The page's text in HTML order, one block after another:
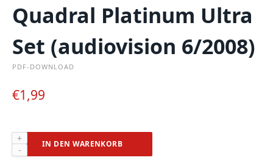
Quadral Platinum Ultra
Set (audiovision 6/2008)
PDF-DOWNLOAD
€1,99
Quadral
Platinum
IN DEN WARENKORB